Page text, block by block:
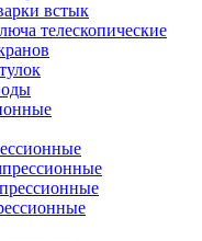
встык
телескопические